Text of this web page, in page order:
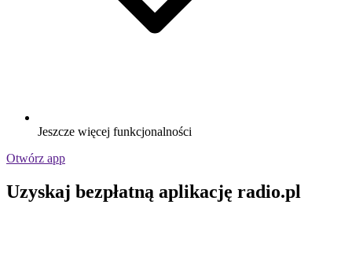
Jeszcze więcej funkcjonalności
Otwórz app
Uzyskaj bezpłatną aplikację radio.pl